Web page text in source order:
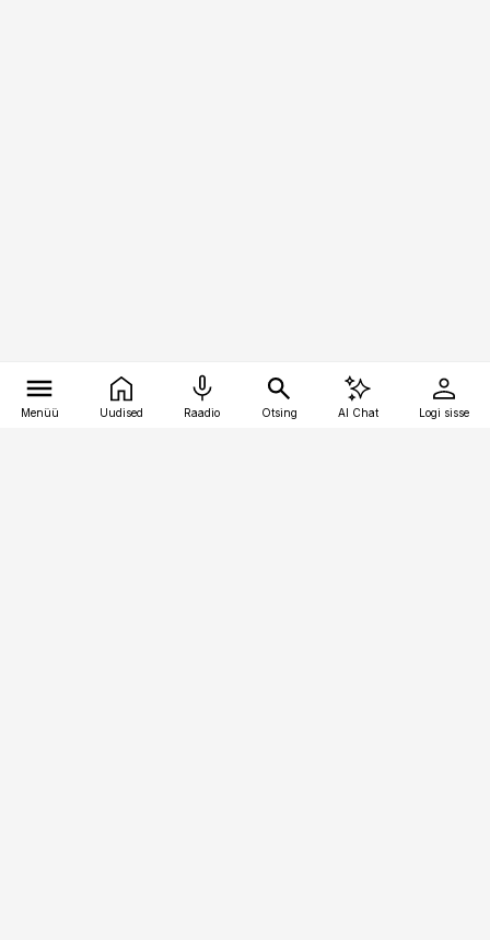
Menüü Uudised Raadio Otsing AI Chat Logi sisse